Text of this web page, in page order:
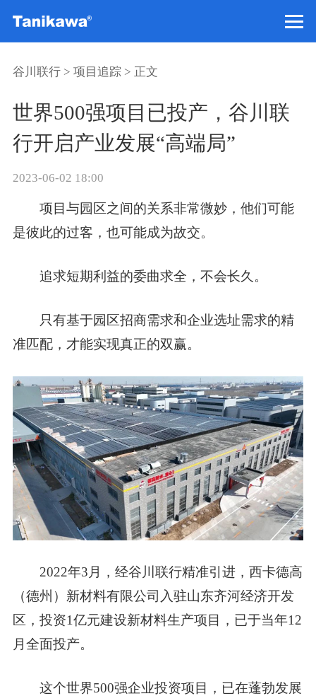
谷川联行> 项目追踪 > 正文
世界500强项目已投产，谷川联
行开启产业发展“高端局”
2023-06-02 18:00
项目与园区之间的关系非常微妙，他们可能
是彼此的过客 ，也可能成为故交。
追求短期利益的委曲求全，不会长久。
只有基于园区招商需求和企业选址需求的精
准匹配， 才能实现真正的双赢。
2022年3月，经谷川联行精准引进，西卡德高
（德州）新材料有限公司入驻山东齐河经济开发
区， 投资1亿元建设新材料生产项目，已于当年12
月全面投产。
这个世界500强企业投资项目，已在蓬勃发展